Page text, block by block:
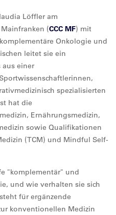
Löffler am
(CCC MF) mit
Onkologie und
leitet sie ein
aus einer
spezialisierten
hat die
Ernährungsmedizin,
sowie Qualifikationen
(TCM) und Mindful Self-
"komplementär" und
und wie verhalten sie sich
für ergänzende
konventionellen Medizin